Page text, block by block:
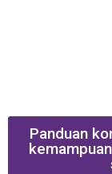
Panduan